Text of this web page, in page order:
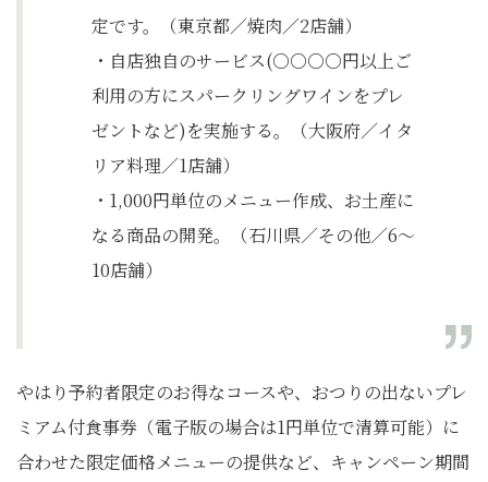
定です。（東京都／焼肉／2店舗）
・自店独自のサービス(○○○○円以上ご
利用の方にスパークリングワインをプレ
ゼントなど)を実施する。（大阪府／イタ
リア料理／1店舗）
・1,000円単位のメニュー作成、お土産に
なる商品の開発。（石川県／その他／6～
10店舗）
やはり予約者限定のお得なコースや、おつりの出ないプレ
ミアム付食事券（電子版の場合は1円単位で清算可能）に
合わせた限定価格メニューの提供など、キャンペーン期間